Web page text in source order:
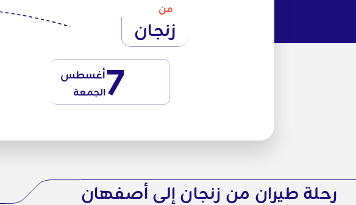
من
زنجان
7أغسطس
الجمعة
رحلة طيران من زنجان إلى أصفهان